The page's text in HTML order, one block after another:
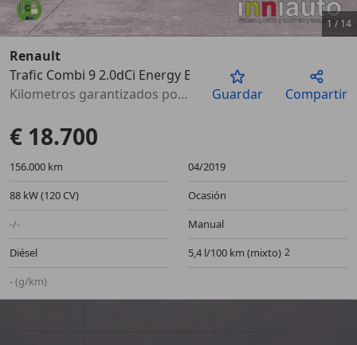
Anterior
1 /14
Renault
Trafic Combi 9 2.0dCi Energy Blue 88kW
Kilometros garantizados por escrito
Guardar Compartir
€ 18.700
156.000 km
04/2019
88 kW (120 CV)
Ocasión
-/-
Manual
Diésel
5,4 l/100 km (mixto)
- (g/km)